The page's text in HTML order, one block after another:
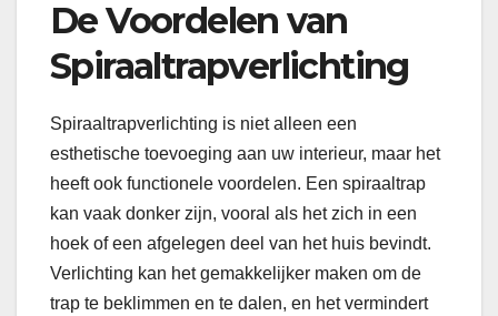
De Voordelen van
Spiraaltrapverlichting
Spiraaltrapverlichting is niet alleen een
esthetische toevoeging aan uw interieur, maar het
heeft ook functionele voordelen. Een spiraaltrap
kan vaak donker zijn, vooral als het zich in een
hoek of een afgelegen deel van het huis bevindt.
Verlichting kan het gemakkelijker maken om de
trap te beklimmen en te dalen, en het vermindert